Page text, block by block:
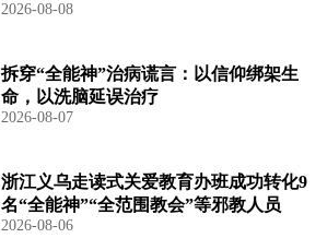
2026-08-08
拆穿“全能神”治病谎言：以信仰绑架生
命，以洗脑延误治疗
2026-08-07
浙江义乌走读式关爱教育办班成功转化9
名“全能神”“全范围教会”等邪教人员
2026-08-06